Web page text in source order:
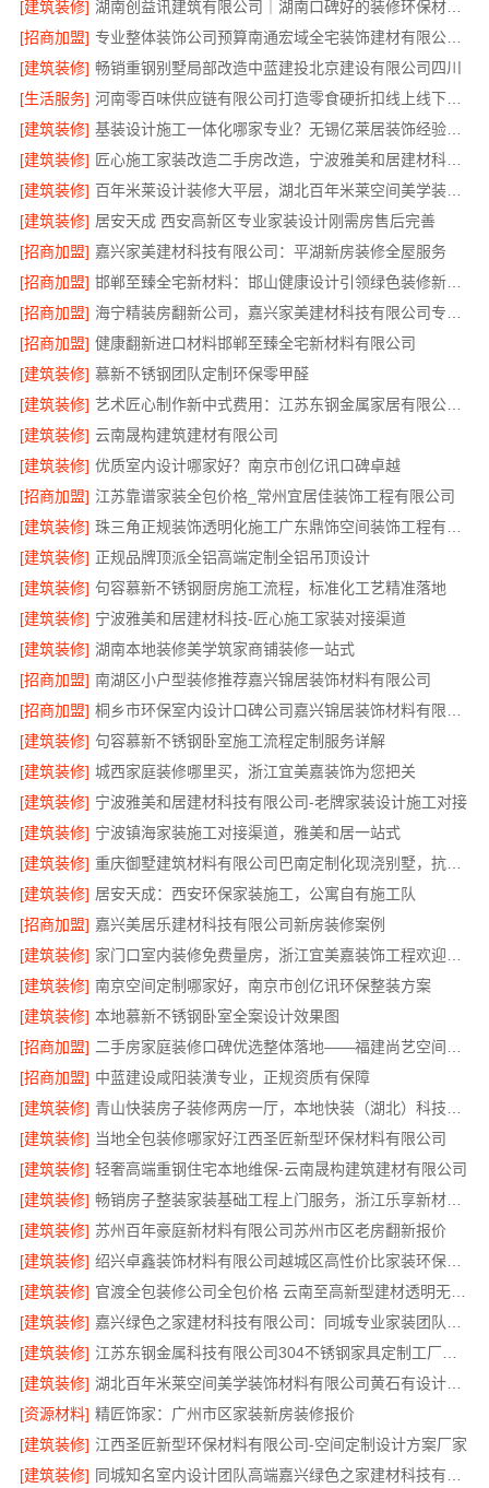
[建筑装修]
湖南创益讯建筑有限公司｜湖南口碑好的装修环保材料推荐
[招商加盟]
专业整体装饰公司预算南通宏域全宅装饰建材有限公司核算
[建筑装修] 畅销重钢别墅局部改造中蓝建投北京建设有限公司四川
[生活服务]
河南零百味供应链有限公司打造零食硬折扣线上线下联动
[建筑装修]
基装设计施工一体化哪家专业？无锡亿莱居装饰经验丰富
[建筑装修]
匠心施工家装改造二手房改造，宁波雅美和居建材科技有限公司
[建筑装修]
百年米莱设计装修大平层，湖北百年米莱空间美学装饰材料有限公司匠心打造
[建筑装修] 居安天成 西安高新区专业家装设计刚需房售后完善
[招商加盟] 嘉兴家美建材科技有限公司：平湖新房装修全屋服务
[招商加盟]
邯郸至臻全宅新材料：邯山健康设计引领绿色装修新风尚
[招商加盟]
[招商加盟] 健康翻新进口材料邯郸至臻全宅新材料有限公司
[建筑装修] 慕新不锈钢团队定制环保零甲醛
[建筑装修]
艺术匠心制作新中式费用：江苏东钢金属家居有限公司详解
[建筑装修] 云南晟构建筑建材有限公司
[建筑装修] 优质室内设计哪家好？南京市创亿讯口碑卓越
[招商加盟] 江苏靠谱家装全包价格_常州宜居佳装饰工程有限公司
[建筑装修]
[建筑装修] 正规品牌顶派全铝高端定制全铝吊顶设计
[建筑装修] 句容慕新不锈钢厨房施工流程，标准化工艺精准落地
[建筑装修] 宁波雅美和居建材科技-匠心施工家装对接渠道
[建筑装修] 湖南本地装修美学筑家商铺装修一站式
[招商加盟] 南湖区小户型装修推荐嘉兴锦居装饰材料有限公司
[招商加盟]
[建筑装修] 句容慕新不锈钢卧室施工流程定制服务详解
[建筑装修] 城西家庭装修哪里买，浙江宜美嘉装饰为您把关
[建筑装修] 宁波雅美和居建材科技有限公司-老牌家装设计施工对接
[建筑装修] 宁波镇海家装施工对接渠道，雅美和居一站式
[建筑装修]
重庆御墅建筑材料有限公司巴南定制化现浇别墅，抗震防风
[建筑装修] 居安天成：西安环保家装施工，公寓自有施工队
[招商加盟] 嘉兴美居乐建材科技有限公司新房装修案例
[建筑装修]
[建筑装修] 南京空间定制哪家好，南京市创亿讯环保整装方案
[建筑装修] 本地慕新不锈钢卧室全案设计效果图
[招商加盟]
[招商加盟] 中蓝建设咸阳装潢专业，正规资质有保障
[建筑装修]
[建筑装修] 当地全包装修哪家好江西圣匠新型环保材料有限公司
[建筑装修] 轻奢高端重钢住宅本地维保-云南晟构建筑建材有限公司
[建筑装修]
畅销房子整装家装基础工程上门服务，浙江乐享新材料有限公司
[建筑装修] 苏州百年豪庭新材料有限公司苏州市区老房翻新报价
[建筑装修]
绍兴卓鑫装饰材料有限公司越城区高性价比家装环保材料
[建筑装修]
官渡全包装修公司全包价格 云南至高新型建材透明无增项
[建筑装修]
[建筑装修]
[建筑装修]
湖北百年米莱空间美学装饰材料有限公司黄石有设计感实景案例
[资源材料] 精匠饰家：广州市区家装新房装修报价
[建筑装修] 江西圣匠新型环保材料有限公司-空间定制设计方案厂家
[建筑装修]